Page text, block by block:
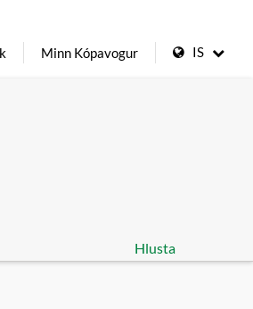
Minn Kópavogur IS
Hlusta